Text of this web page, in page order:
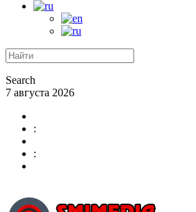
Search
7 августа 2026
:
: